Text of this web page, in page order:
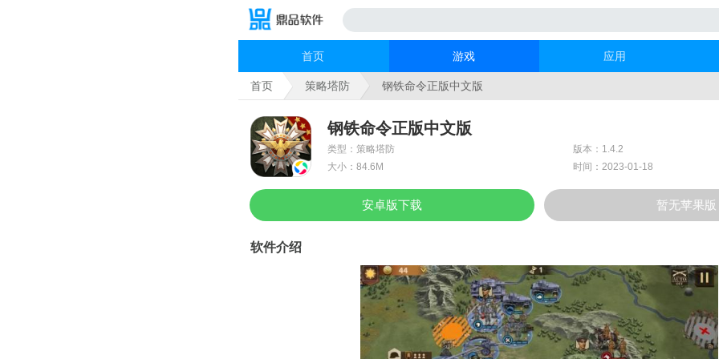
首页 游戏 应用
首页 策略塔防 钢铁命令正版中文版
钢铁命令正版中文版
类型：策略塔防
版本：1.4.2
大小：84.6M
时间：2023-01-18
安卓版下载 暂无苹果版
软件介绍